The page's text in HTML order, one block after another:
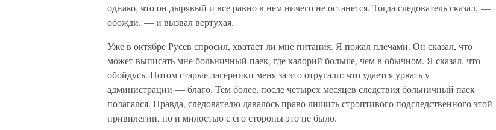
однако, что он дырявый и все равно в нем ничего не останется. Тогда следователь сказал, —
обожди. — и вызвал вертухая.
Уже в октябре Русев спросил, хватает ли мне питания. Я пожал плечами. Он сказал, что
может выписать мне больничный паек, где калорий больше, чем в обычном. Я сказал, что
обойдусь. Потом старые лагерники меня за это отругали: что удается урвать у
администрации — благо. Тем более, после четырех месяцев следствия больничный паек
полагался. Правда, следователю давалось право лишить строптивого подследственного этой
привилегии, но и милостью с его стороны это не было.